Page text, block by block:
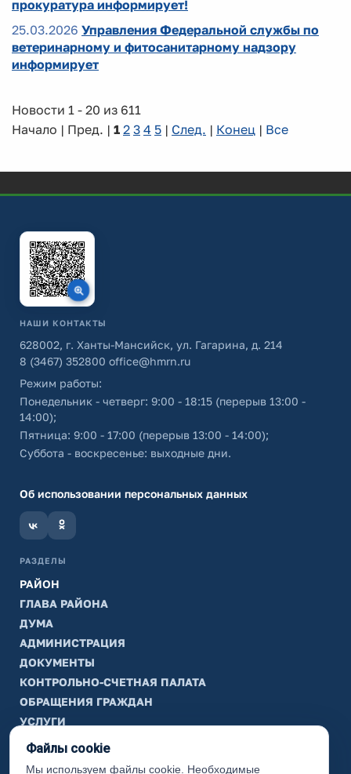
прокуратура информирует!
25.03.2026 Управления Федеральной службы по
ветеринарному и фитосанитарному надзору
информирует
Новости 1 - 20 из 611
Начало | Пред. | 1 2 3 4 5 | След. | Конец | Все
НАШИ КОНТАКТЫ
628002, г. Ханты-Мансийск, ул. Гагарина, д. 214
8 (3467) 352800 office@hmrn.ru
Режим работы:
Понедельник - четверг: 9:00 - 18:15 (перерыв 13:00 -
14:00);
Пятница: 9:00 - 17:00 (перерыв 13:00 - 14:00);
Суббота - воскресенье: выходные дни.
Об использовании персональных данных
РАЗДЕЛЫ
РАЙОН
ГЛАВА РАЙОНА
ДУМА
АДМИНИСТРАЦИЯ
ДОКУМЕНТЫ
КОНТРОЛЬНО-СЧЕТНАЯ ПАЛАТА
ОБРАЩЕНИЯ ГРАЖДАН
УСЛУГИ
ТИК
ИНФОРМАЦИЯ
Файлы cookie
Мы используем файлы cookie. Необходимые